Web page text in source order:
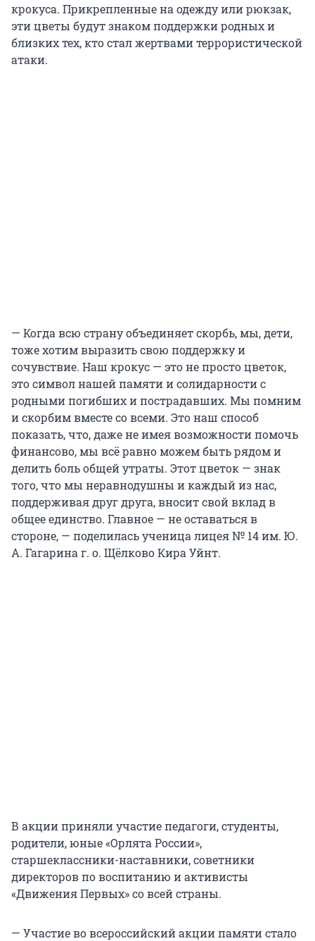
крокуса. Прикрепленные на одежду или рюкзак,
эти цветы будут знаком поддержки родных и
близких тех, кто стал жертвами террористической
атаки.
— Когда всю страну объединяет скорбь, мы, дети,
тоже хотим выразить свою поддержку и
сочувствие. Наш крокус — это не просто цветок,
это символ нашей памяти и солидарности с
родными погибших и пострадавших. Мы помним
и скорбим вместе со всеми. Это наш способ
показать, что, даже не имея возможности помочь
финансово, мы всё равно можем быть рядом и
делить боль общей утраты. Этот цветок — знак
того, что мы неравнодушны и каждый из нас,
поддерживая друг друга, вносит свой вклад в
общее единство. Главное — не оставаться в
стороне, — поделилась ученица лицея № 14 им. Ю.
А. Гагарина г. о. Щёлково Кира Уйнт.
В акции приняли участие педагоги, студенты,
родители, юные «Орлята России»,
старшеклассники-наставники, советники
директоров по воспитанию и активисты
«Движения Первых» со всей страны.
— Участие во всероссийский акции памяти стало